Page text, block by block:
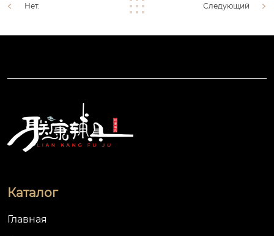
Нет. Следующий
Каталог
Главная